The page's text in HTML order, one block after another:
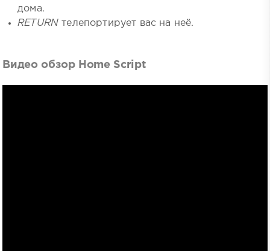
дома.
RETURN телепортирует вас на неё.
Видео обзор Home Script